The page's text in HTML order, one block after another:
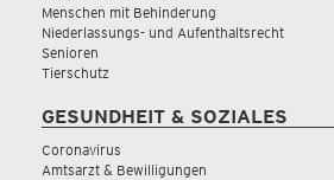
Menschen mit Behinderung
Niederlassungs- und Aufenthaltsrecht
Senioren
Tierschutz
GESUNDHEIT & SOZIALES
Coronavirus
Amtsarzt & Bewilligungen